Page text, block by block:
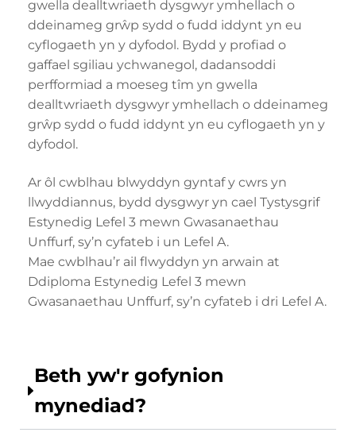
gwella dealltwriaeth dysgwyr ymhellach o
ddeinameg grŵp sydd o fudd iddynt yn eu
cyflogaeth yn y dyfodol. Bydd y profiad o
gaffael sgiliau ychwanegol, dadansoddi
perfformiad a moeseg tîm yn gwella
dealltwriaeth dysgwyr ymhellach o ddeinameg
grŵp sydd o fudd iddynt yn eu cyflogaeth yn y
dyfodol.
Ar ôl cwblhau blwyddyn gyntaf y cwrs yn
llwyddiannus, bydd dysgwyr yn cael Tystysgrif
Estynedig Lefel 3 mewn Gwasanaethau
Unffurf, sy’n cyfateb i un Lefel A.
Mae cwblhau’r ail flwyddyn yn arwain at
Ddiploma Estynedig Lefel 3 mewn
Gwasanaethau Unffurf, sy’n cyfateb i dri Lefel A.
Beth yw'r gofynion
mynediad?